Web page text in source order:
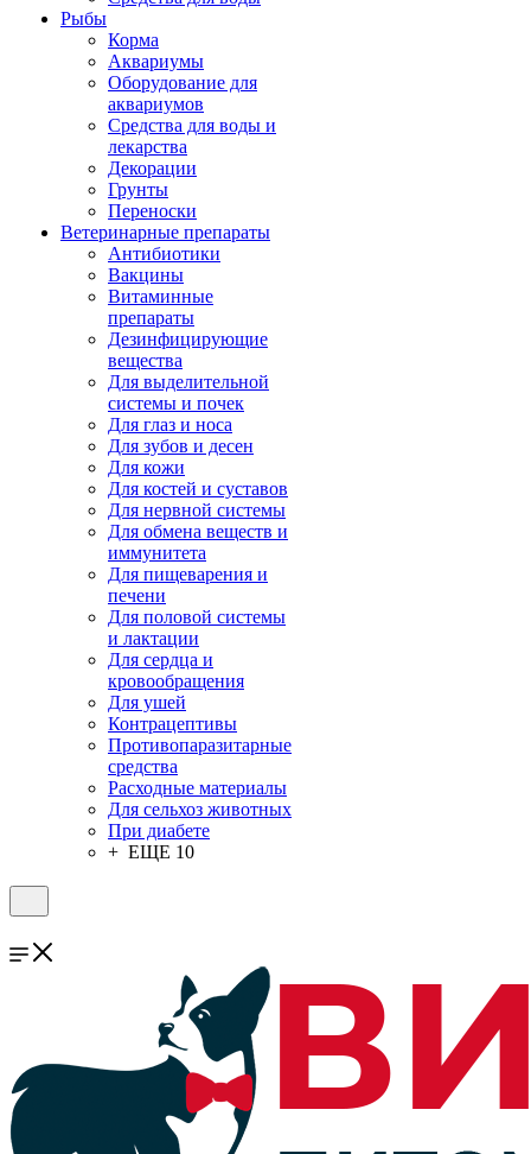
Рыбы
Корма
Аквариумы
Оборудование для
аквариумов
Средства для воды и
лекарства
Декорации
Грунты
Переноски
Ветеринарные препараты
Антибиотики
Вакцины
Витаминные
препараты
Дезинфицирующие
вещества
Для выделительной
системы и почек
Для глаз и носа
Для зубов и десен
Для кожи
Для костей и суставов
Для нервной системы
Для обмена веществ и
иммунитета
Для пищеварения и
печени
Для половой системы
и лактации
Для сердца и
кровообращения
Для ушей
Контрацептивы
Противопаразитарные
средства
Расходные материалы
Для сельхоз животных
При диабете
+ ЕЩЕ 10